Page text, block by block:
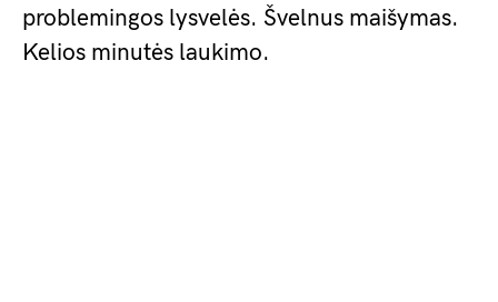
problemingos lysvelės. Švelnus maišymas.
Kelios minutės laukimo.